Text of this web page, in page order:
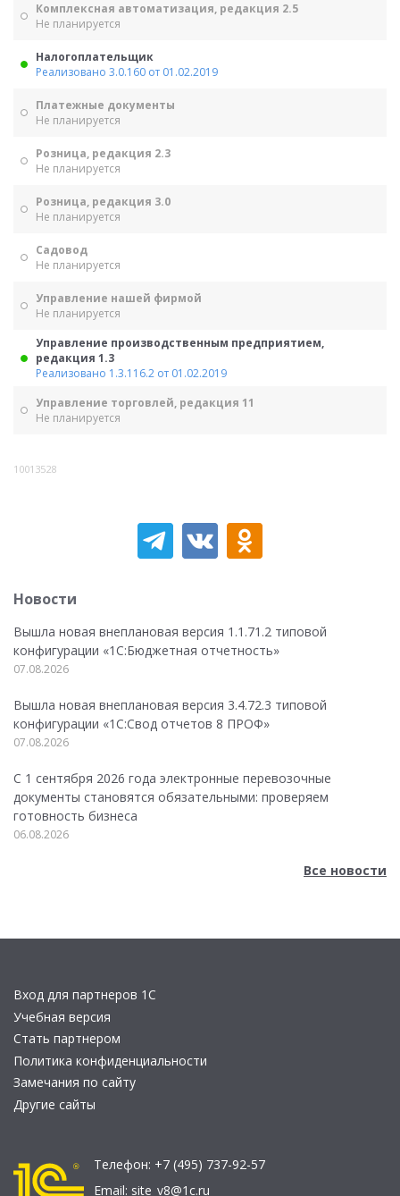
Комплексная автоматизация, редакция 2.5
Не планируется
Налогоплательщик
Реализовано 3.0.160 от 01.02.2019
Платежные документы
Не планируется
Розница, редакция 2.3
Не планируется
Розница, редакция 3.0
Не планируется
Садовод
Не планируется
Управление нашей фирмой
Не планируется
Управление производственным предприятием,
редакция 1.3
Реализовано 1.3.116.2 от 01.02.2019
Управление торговлей, редакция 11
Не планируется
10013528
Новости
Вышла новая внеплановая версия 1.1.71.2 типовой
конфигурации «1C:Бюджетная отчетность»
07.08.2026
Вышла новая внеплановая версия 3.4.72.3 типовой
конфигурации «1C:Свод отчетов 8 ПРОФ»
07.08.2026
С 1 сентября 2026 года электронные перевозочные
документы становятся обязательными: проверяем
готовность бизнеса
06.08.2026
Все новости
Вход для партнеров 1С
Учебная версия
Стать партнером
Политика конфиденциальности
Замечания по сайту
Другие сайты
Телефон: +7 (495) 737-92-57
Email: site_v8@1c.ru